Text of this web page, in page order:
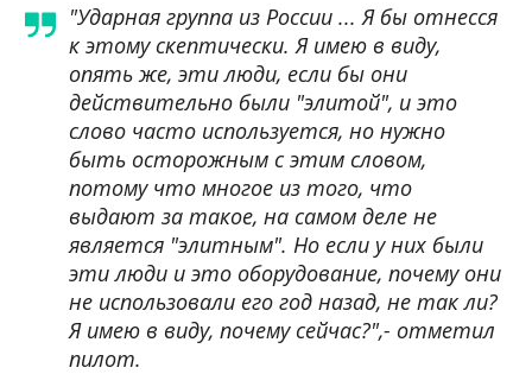
"Ударная группа из России ... Я бы отнесся
к этому скептически. Я имею в виду,
опять же, эти люди, если бы они
действительно были "элитой", и это
слово часто используется, но нужно
быть осторожным с этим словом,
потому что многое из того, что
выдают за такое, на самом деле не
является "элитным". Но если у них были
эти люди и это оборудование, почему они
не использовали его год назад, не так ли?
Я имею в виду, почему сейчас?",- отметил
пилот.